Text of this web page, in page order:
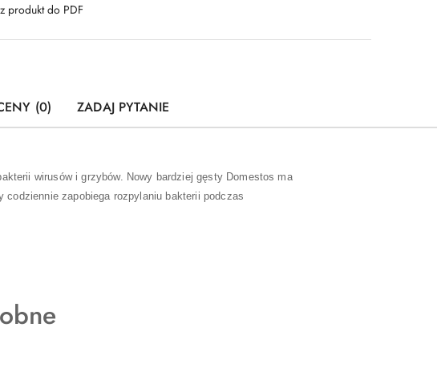
produkt do PDF
(0) ZADAJ PYTANIE
wirusów i grzybów. Nowy bardziej gęsty Domestos ma
codziennie zapobiega rozpylaniu bakterii podczas